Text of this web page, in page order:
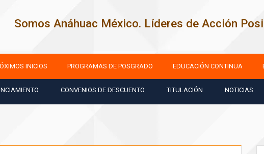
Somos Anáhuac México. Líderes de Acción
INICIOS PROGRAMAS DE POSGRADO EDUCACIÓN CONTINUA
CONVENIOS DE DESCUENTO TITULACIÓN NOTICIAS